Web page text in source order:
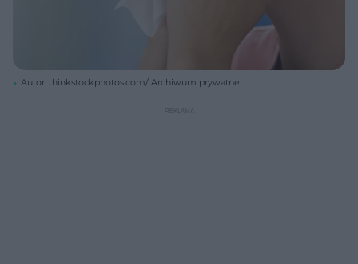
Autor: thinkstockphotos.com/ Archiwum prywatne